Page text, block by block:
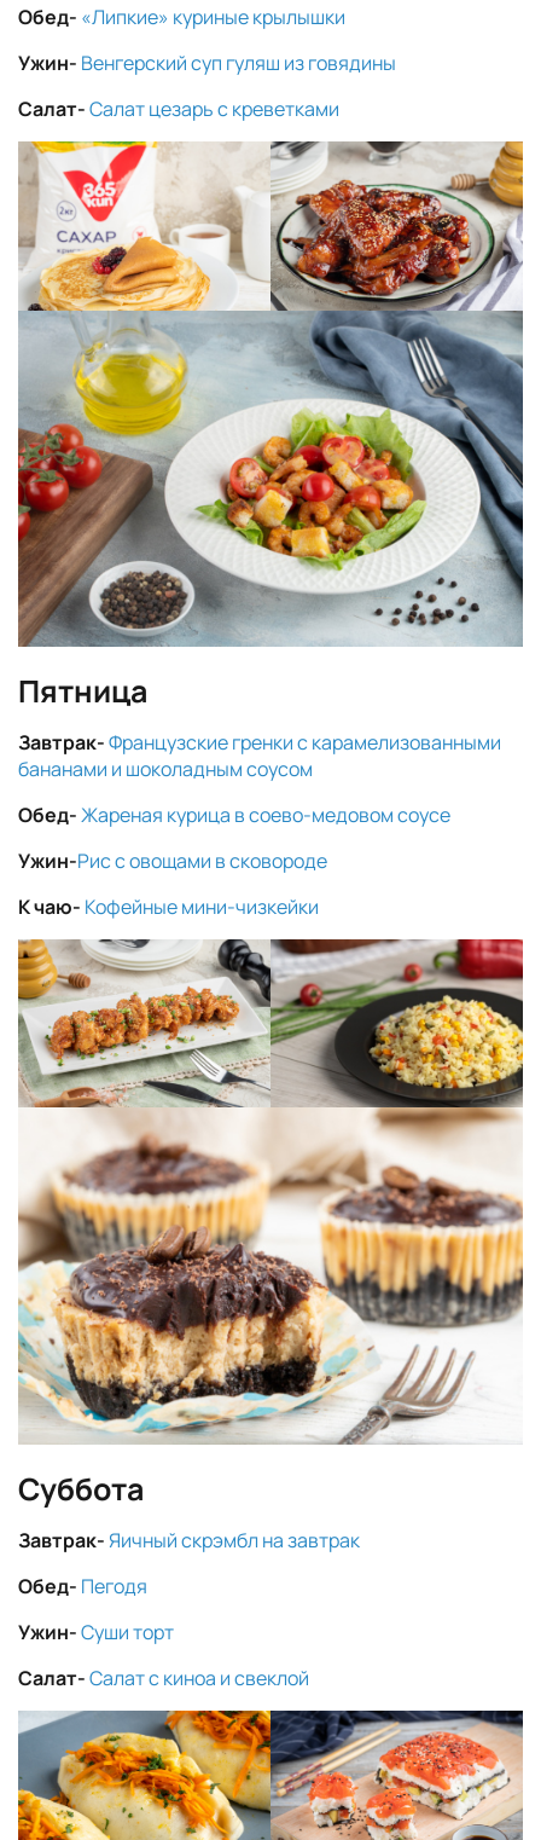
Обед- «Липкие» куриные крылышки
Ужин- Венгерский суп гуляш из говядины
Салат-Салат цезарь с креветками
Пятница
Завтрак-Французские гренки с карамелизованными
бананами и шоколадным соусом
Обед-Жареная курица в соево-медовом соусе
Ужин-Рис с овощами в сковороде
К чаю- Кофейные мини-чизкейки
Суббота
Завтрак-Яичный скрэмбл на завтрак
Обед- Пегодя
Ужин-Суши торт
Салат-Салат с киноа и свеклой